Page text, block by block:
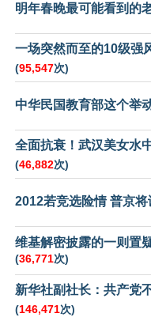
明年春晚最可能看到的
一场突然而至的10级强
(95,547次)
中华民国教育部这个举
全面抗衰！武汉美女水
(46,882次)
2012若竞选险情 普京
维基解密披露的一则置
(36,771次)
新华社副社长：共产党
(146,471次)